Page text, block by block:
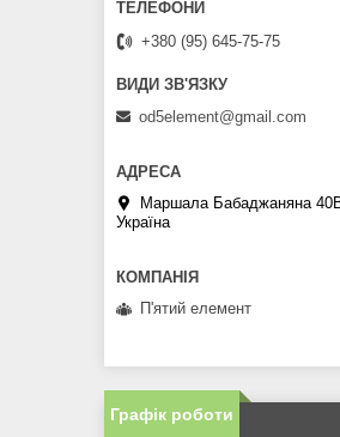
+380 (95) 645-75-75
od5element@gmail.com
Маршала Бабаджаняна
Україна
П'ятий елемент
Графік роботи